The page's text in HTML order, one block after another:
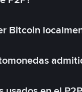
Bitcoin